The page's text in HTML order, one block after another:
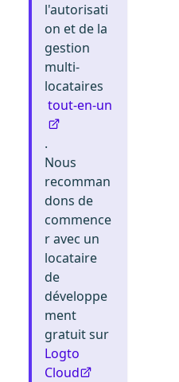
l'autorisati
on et de la
gestion
multi-
locataires
tout-en-un
.
Nous
recomman
dons de
commence
r avec un
locataire
de
développe
ment
gratuit sur
Logto
Cloud